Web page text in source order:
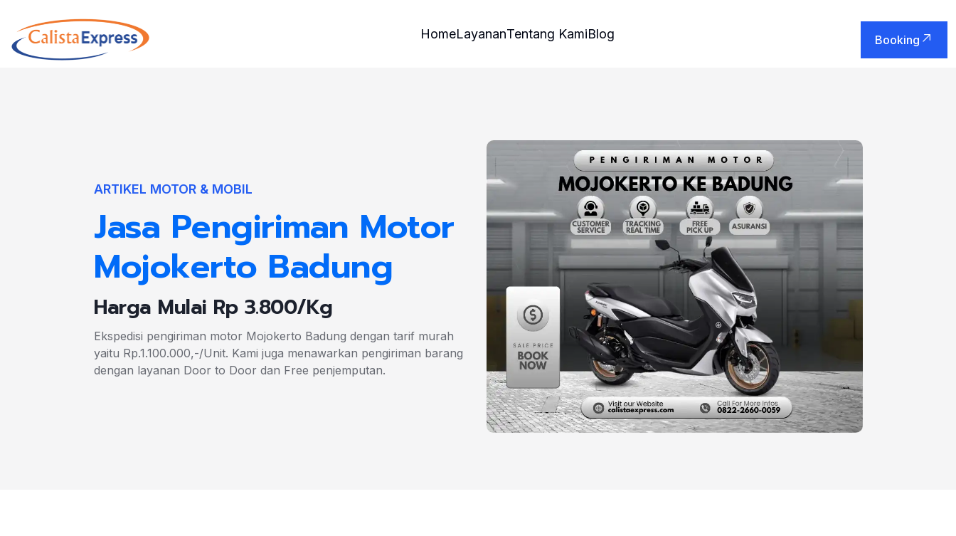
HomeLayananTentang KamiBlog Booking
ARTIKEL MOTOR & MOBIL
Jasa Pengiriman Motor
Mojokerto Badung
Harga Mulai Rp 3.800/Kg
Ekspedisi pengiriman motor Mojokerto Badung dengan tarif murah
yaitu Rp.1.100.000,-/Unit. Kami juga menawarkan pengiriman barang
dengan layanan Door to Door dan Free penjemputan.